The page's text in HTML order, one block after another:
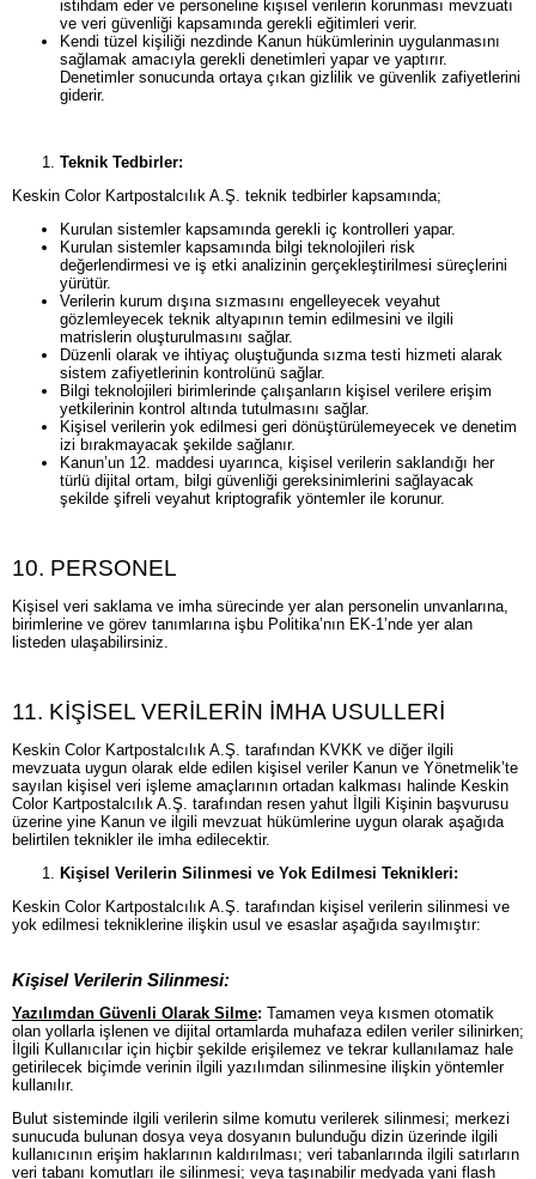
istihdam eder ve personeline kişisel verilerin korunması mevzuatı
ve veri güvenliği kapsamında gerekli eğitimleri verir.
Kendi tüzel kişiliği nezdinde Kanun hükümlerinin uygulanmasını
sağlamak amacıyla gerekli denetimleri yapar ve yaptırır.
Denetimler sonucunda ortaya çıkan gizlilik ve güvenlik zafiyetlerini
giderir.
Teknik Tedbirler:
Keskin Color Kartpostalcılık A.Ş. teknik tedbirler kapsamında;
Kurulan sistemler kapsamında gerekli iç kontrolleri yapar.
Kurulan sistemler kapsamında bilgi teknolojileri risk
değerlendirmesi ve iş etki analizinin gerçekleştirilmesi süreçlerini
yürütür.
Verilerin kurum dışına sızmasını engelleyecek veyahut
gözlemleyecek teknik altyapının temin edilmesini ve ilgili
matrislerin oluşturulmasını sağlar.
Düzenli olarak ve ihtiyaç oluştuğunda sızma testi hizmeti alarak
sistem zafiyetlerinin kontrolünü sağlar.
Bilgi teknolojileri birimlerinde çalışanların kişisel verilere erişim
yetkilerinin kontrol altında tutulmasını sağlar.
Kişisel verilerin yok edilmesi geri dönüştürülemeyecek ve denetim
izi bırakmayacak şekilde sağlanır.
Kanun’un 12. maddesi uyarınca, kişisel verilerin saklandığı her
türlü dijital ortam, bilgi güvenliği gereksinimlerini sağlayacak
şekilde şifreli veyahut kriptografik yöntemler ile korunur.
10. PERSONEL
Kişisel veri saklama ve imha sürecinde yer alan personelin unvanlarına,
birimlerine ve görev tanımlarına işbu Politika’nın EK-1’nde yer alan
listeden ulaşabilirsiniz.
11. KİŞİSEL VERİLERİN İMHA USULLERİ
Keskin Color Kartpostalcılık A.Ş. tarafından KVKK ve diğer ilgili
mevzuata uygun olarak elde edilen kişisel veriler Kanun ve Yönetmelik’te
sayılan kişisel veri işleme amaçlarının ortadan kalkması halinde Keskin
Color Kartpostalcılık A.Ş. tarafından resen yahut İlgili Kişinin başvurusu
üzerine yine Kanun ve ilgili mevzuat hükümlerine uygun olarak aşağıda
belirtilen teknikler ile imha edilecektir.
Kişisel Verilerin Silinmesi ve Yok Edilmesi Teknikleri:
Keskin Color Kartpostalcılık A.Ş. tarafından kişisel verilerin silinmesi ve
yok edilmesi tekniklerine ilişkin usul ve esaslar aşağıda sayılmıştır:
Kişisel Verilerin Silinmesi:
Yazılımdan Güvenli Olarak Silme: Tamamen veya kısmen otomatik
olan yollarla işlenen ve dijital ortamlarda muhafaza edilen veriler silinirken;
İlgili Kullanıcılar için hiçbir şekilde erişilemez ve tekrar kullanılamaz hale
getirilecek biçimde verinin ilgili yazılımdan silinmesine ilişkin yöntemler
kullanılır.
Bulut sisteminde ilgili verilerin silme komutu verilerek silinmesi; merkezi
sunucuda bulunan dosya veya dosyanın bulunduğu dizin üzerinde ilgili
kullanıcının erişim haklarının kaldırılması; veri tabanlarında ilgili satırların
veri tabanı komutları ile silinmesi; veya taşınabilir medyada yani flash